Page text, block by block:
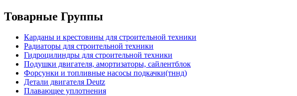
Товарные Группы
Карданы и крестовины для строительной техники
Радиаторы для строительной техники
Гидроцилиндры для строительной техники
Подушки двигателя, амортизаторы, сайлентблок
Форсунки и топливные насосы подкачки(тннд)
Детали двигателя Deutz
Плавающее уплотнения